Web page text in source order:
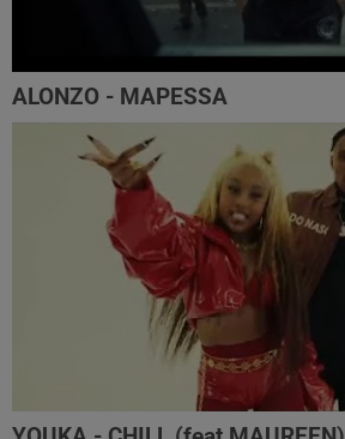
ALONZO - MAPESSA